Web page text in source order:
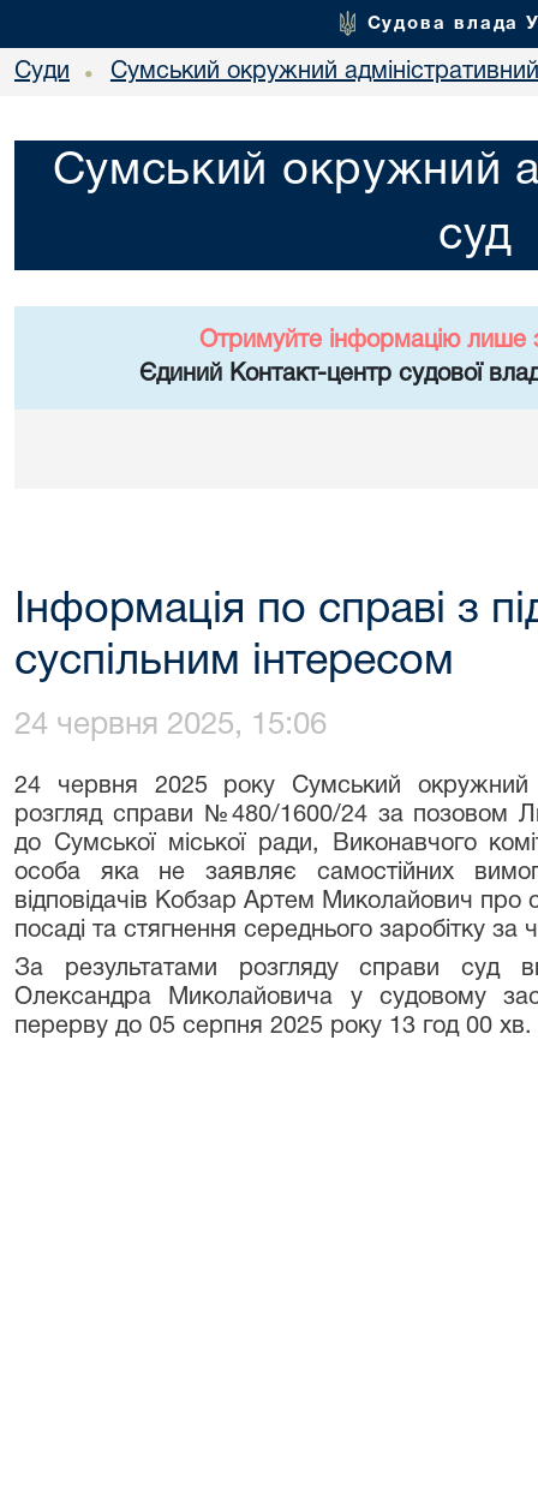
Судова влада
Суди • Сумський окружний
Сумський окружний
суд
Отримуйте інформацію лише
Єдиний Контакт-центр судової
Інформація по справі з
суспільним інтересом
24 червня 2025, 15:06
24 червня 2025 року Сумський окружний
розгляд справи №480/1600/24 за позовом
до Сумської міської ради, Виконавчого
особа яка не заявляє самостійних
відповідачів Кобзар Артем Миколайович
посаді та стягнення середнього заробітку
За результатами розгляду справи суд
Олександра Миколайовича у судовому
перерву до 05 серпня 2025 року 13 год 00 хв.